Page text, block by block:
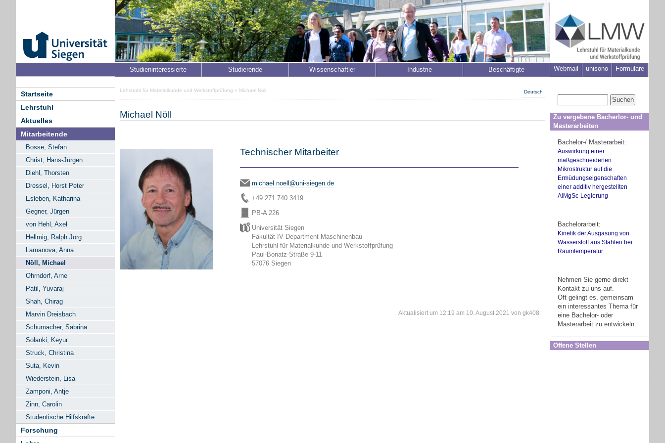
Studieninteressierte Studierende Wissenschaftler Industrie Beschäftigte Webmail unisono Formulare
Startseite
Lehrstuhl
Aktuelles
Mitarbeitende
Bosse, Stefan
Christ, Hans-Jürgen
Diehl, Thorsten
Dressel, Horst Peter
Esleben, Katharina
Gegner, Jürgen
von Hehl, Axel
Hellmig, Ralph Jörg
Lamanova, Anna
Nöll, Michael
Ohrndorf, Arne
Patil, Yuvaraj
Shah, Chirag
Marvin Dreisbach
Schumacher, Sabrina
Solanki, Keyur
Struck, Christina
Suta, Kevin
Wiederstein, Lisa
Zamponi, Antje
Zinn, Carolin
Studentische Hilfskräfte
Forschung
Lehrstuhl für Materialkunde und Werkstoffprüfung » Michael Nöll Deutsch
Michael Nöll
Technischer Mitarbeiter
michael.noell@uni-siegen.de
+49 271 740 3419
PB-A 226
Universität Siegen
Fakultät IV Department Maschinenbau
Lehrstuhl für Materialkunde und Werkstoffprüfung
Paul-Bonatz-Straße 9-11
57076 Siegen
Aktualisiert um 12:19 am 10. August 2021 von gk408
Zu vergebene Bacherlor- und
Masterarbeiten
Bachelor-/ Masterarbeit:
Auswirkung einer
maßgeschneiderten
Mikrostruktur auf die
Ermüdungseigenschaften
einer additiv hergestellten
AlMgSc-Legierung
Bachelorarbeit:
Kinetik der Ausgasung von
Wasserstoff aus Stählen bei
Raumtemperatur
Nehmen Sie gerne direkt
Kontakt zu uns auf.
Oft gelingt es, gemeinsam
ein interessantes Thema für
eine Bachelor- oder
Masterarbeit zu entwickeln.
Offene Stellen